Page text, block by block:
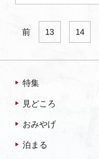
前 13 14
特集
見どころ
おみやげ
泊まる